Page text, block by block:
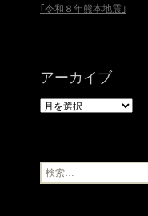
｢令和８年熊本地震｣
アーカイブ
ア
ブ
検
索